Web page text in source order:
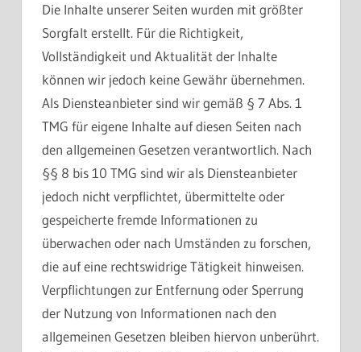
Die Inhalte unserer Seiten wurden mit größter
Sorgfalt erstellt. Für die Richtigkeit,
Vollständigkeit und Aktualität der Inhalte
können wir jedoch keine Gewähr übernehmen.
Als Diensteanbieter sind wir gemäß § 7 Abs. 1
TMG für eigene Inhalte auf diesen Seiten nach
den allgemeinen Gesetzen verantwortlich. Nach
§§ 8 bis 10 TMG sind wir als Diensteanbieter
jedoch nicht verpflichtet, übermittelte oder
gespeicherte fremde Informationen zu
überwachen oder nach Umständen zu forschen,
die auf eine rechtswidrige Tätigkeit hinweisen.
Verpflichtungen zur Entfernung oder Sperrung
der Nutzung von Informationen nach den
allgemeinen Gesetzen bleiben hiervon unberührt.